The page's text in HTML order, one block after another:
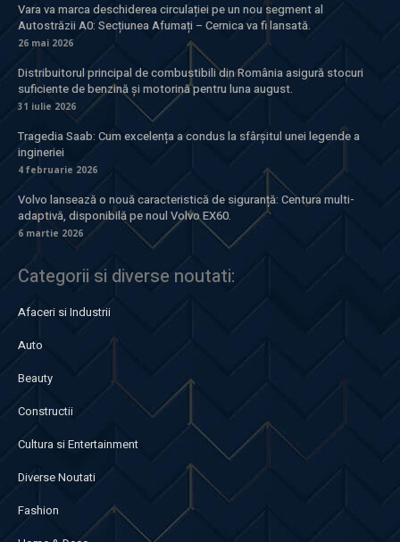
Vara va marca deschiderea circulației pe un nou segment al
Autostrăzii A0: Secțiunea Afumați – Cernica va fi lansată.
26 mai 2026
Distribuitorul principal de combustibili din România asigură stocuri
suficiente de benzină și motorină pentru luna august.
31 iulie 2026
Tragedia Saab: Cum excelența a condus la sfârșitul unei legende a
ingineriei
4 februarie 2026
Volvo lansează o nouă caracteristică de siguranță: Centura multi-
adaptivă, disponibilă pe noul Volvo EX60.
6 martie 2026
Categorii si diverse noutati:
Afaceri si Industrii
Auto
Beauty
Constructii
Cultura si Entertainment
Diverse Noutati
Fashion